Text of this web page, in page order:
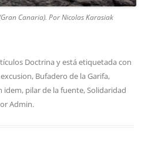
Canaria). Por Nicolas Karasiak
Doctrina y está etiquetada con
, Bufadero de la Garifa,
idem, pilar de la fuente,Solidaridad
Admin.